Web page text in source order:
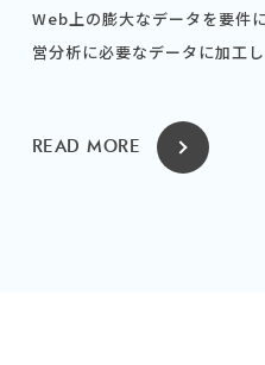
Web上の膨大なデータを要件
営分析に必要なデータに加工
READ MORE